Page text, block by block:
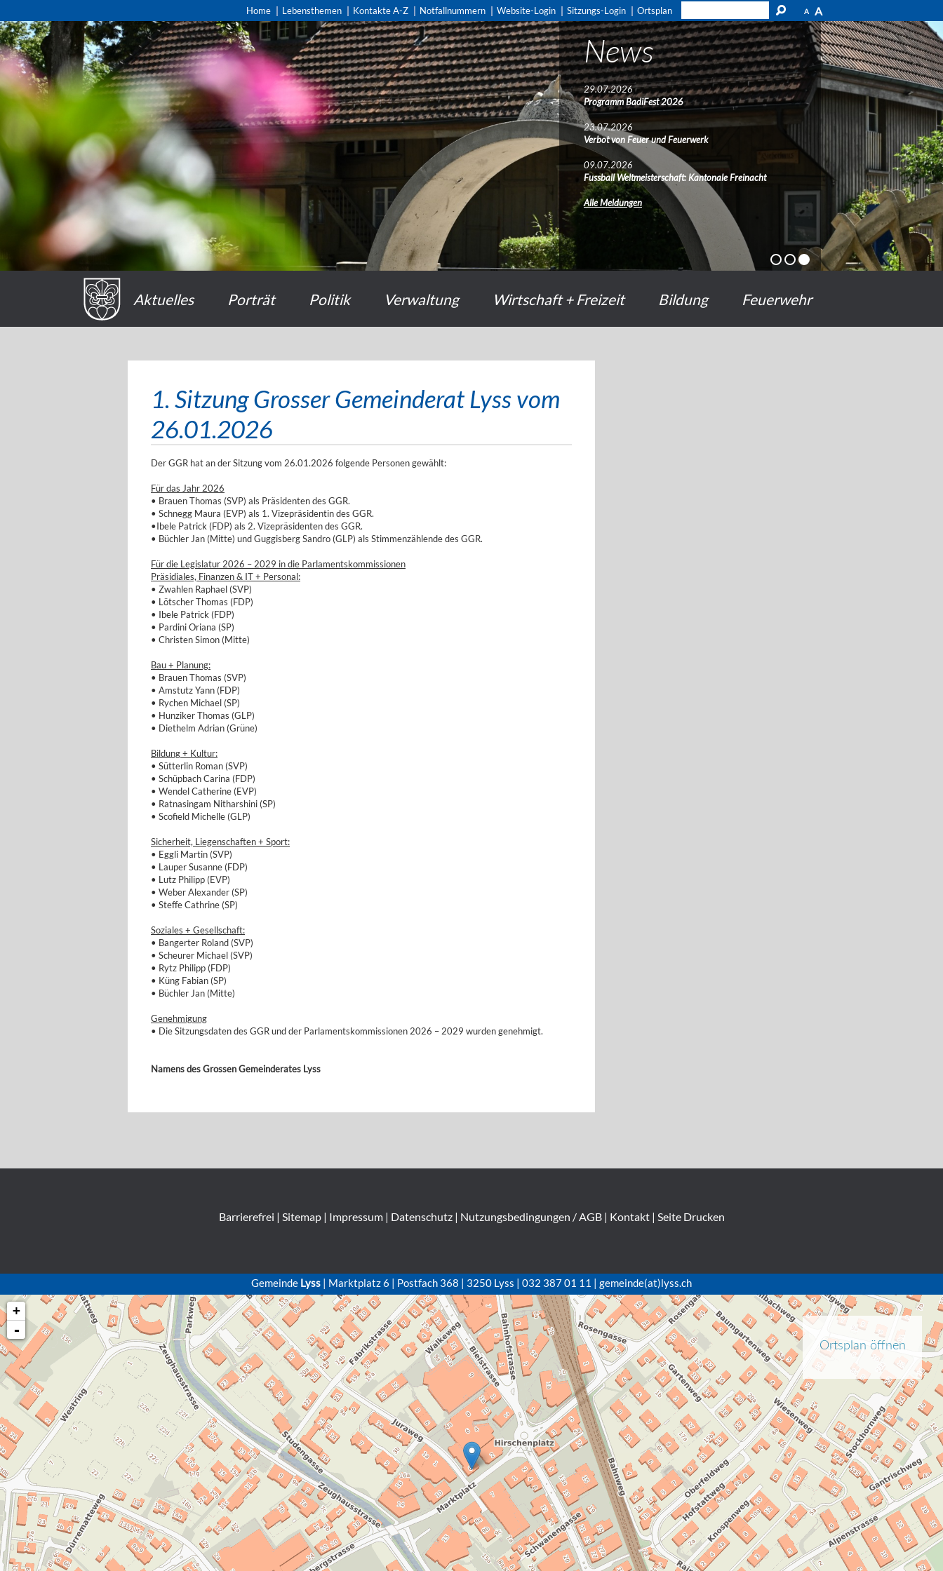
A A
Home Lebensthemen Kontakte A-Z Notfallnummern Website-Login Sitzungs-Login Ortsplan
News
29.07.2026
Programm BadiFest 2026
23.07.2026
Verbot von Feuer und Feuerwerk
09.07.2026
Fussball Weltmeisterschaft: Kantonale Freinacht
Alle Meldungen
Aktuelles Porträt Politik Verwaltung Wirtschaft + Freizeit Bildung Feuerwehr
1. Sitzung Grosser Gemeinderat Lyss vom
26.01.2026
Der GGR hat an der Sitzung vom 26.01.2026 folgende Personen gewählt:
Für das Jahr 2026
• Brauen Thomas (SVP) als Präsidenten des GGR.
• Schnegg Maura (EVP) als 1. Vizepräsidentin des GGR.
•Ibele Patrick (FDP) als 2. Vizepräsidenten des GGR.
• Büchler Jan (Mitte) und Guggisberg Sandro (GLP) als Stimmenzählende des GGR.
Für die Legislatur 2026 – 2029 in die Parlamentskommissionen
Präsidiales, Finanzen & IT + Personal:
• Zwahlen Raphael (SVP)
• Lötscher Thomas (FDP)
• Ibele Patrick (FDP)
• Pardini Oriana (SP)
• Christen Simon (Mitte)
Bau + Planung:
• Brauen Thomas (SVP)
• Amstutz Yann (FDP)
• Rychen Michael (SP)
• Hunziker Thomas (GLP)
• Diethelm Adrian (Grüne)
Bildung + Kultur:
• Sütterlin Roman (SVP)
• Schüpbach Carina (FDP)
• Wendel Catherine (EVP)
• Ratnasingam Nitharshini (SP)
• Scofield Michelle (GLP)
Sicherheit, Liegenschaften + Sport:
• Eggli Martin (SVP)
• Lauper Susanne (FDP)
• Lutz Philipp (EVP)
• Weber Alexander (SP)
• Steffe Cathrine (SP)
Soziales + Gesellschaft:
• Bangerter Roland (SVP)
• Scheurer Michael (SVP)
• Rytz Philipp (FDP)
• Küng Fabian (SP)
• Büchler Jan (Mitte)
Genehmigung
• Die Sitzungsdaten des GGR und der Parlamentskommissionen 2026 – 2029 wurden genehmigt.
Namens des Grossen Gemeinderates Lyss
Barrierefrei | Sitemap| Impressum| Datenschutz| Nutzungsbedingungen / AGB| Kontakt| Seite Drucken
Gemeinde Lyss | Marktplatz 6 | Postfach 368 | 3250 Lyss | 032 387 01 11 | gemeinde(at)lyss.ch